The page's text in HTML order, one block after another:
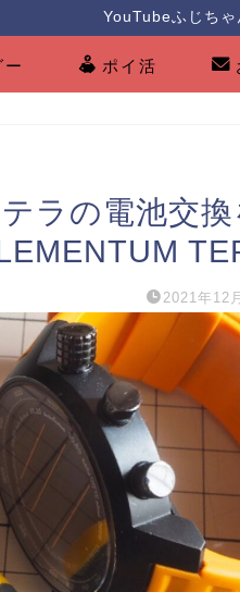
YouTubeふじちゃ
ポイ活
ラの電池交
2021年12